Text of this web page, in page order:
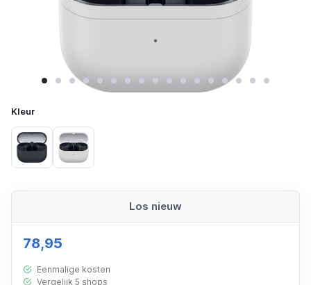
Kleur
Black Grey
Los nieuw
78,95
Eenmalige kosten
Vergelijk 5 shops